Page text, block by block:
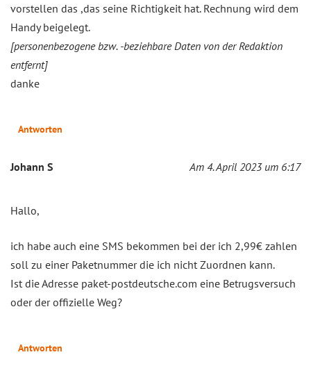
vorstellen das ,das seine Richtigkeit hat. Rechnung wird dem
Handy beigelegt.
[personenbezogene bzw. -beziehbare Daten von der Redaktion
entfernt]
danke
Antworten
Johann S Am 4. April 2023 um 6:17
Hallo,
ich habe auch eine SMS bekommen bei der ich 2,99€ zahlen
soll zu einer Paketnummer die ich nicht Zuordnen kann.
Ist die Adresse paket-postdeutsche.com eine Betrugsversuch
oder der offizielle Weg?
Antworten